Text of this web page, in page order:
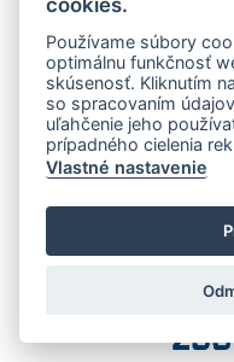
Používame súbory
optimálnu funkčnosť
skúsenosť. Kliknutím
so spracovaním
uľahčenie jeho
prípadného cielenia
Vlastné nastavenie